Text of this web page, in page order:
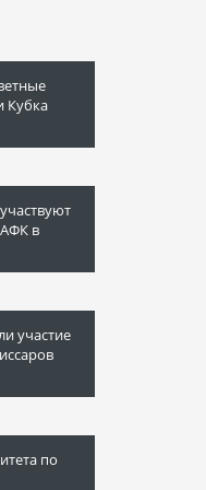
Кубка
в
участие
по